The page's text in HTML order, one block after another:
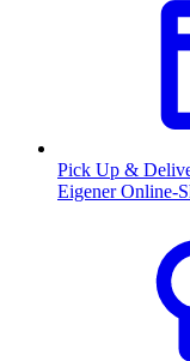
Pick Up &
Eigener Online-